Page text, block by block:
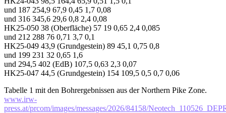
und 187 254,9 67,9 0,45 1,7 0,08
und 316 345,6 29,6 0,8 2,4 0,08
HK25-050 38 (Oberfläche) 57 19 0,65 2,4 0,085
und 212 288 76 0,71 3,7 0,1
HK25-049 43,9 (Grundgestein) 89 45,1 0,75 0,8
und 199 231 32 0,65 1,6
und 294,5 402 (EdB) 107,5 0,63 2,3 0,07
HK25-047 44,5 (Grundgestein) 154 109,5 0,5 0,7 0,06
Tabelle 1 mit den Bohrergebnissen aus der Northern Pike Zone.
www.irw-
press.at/prcom/images/messages/2026/84158/